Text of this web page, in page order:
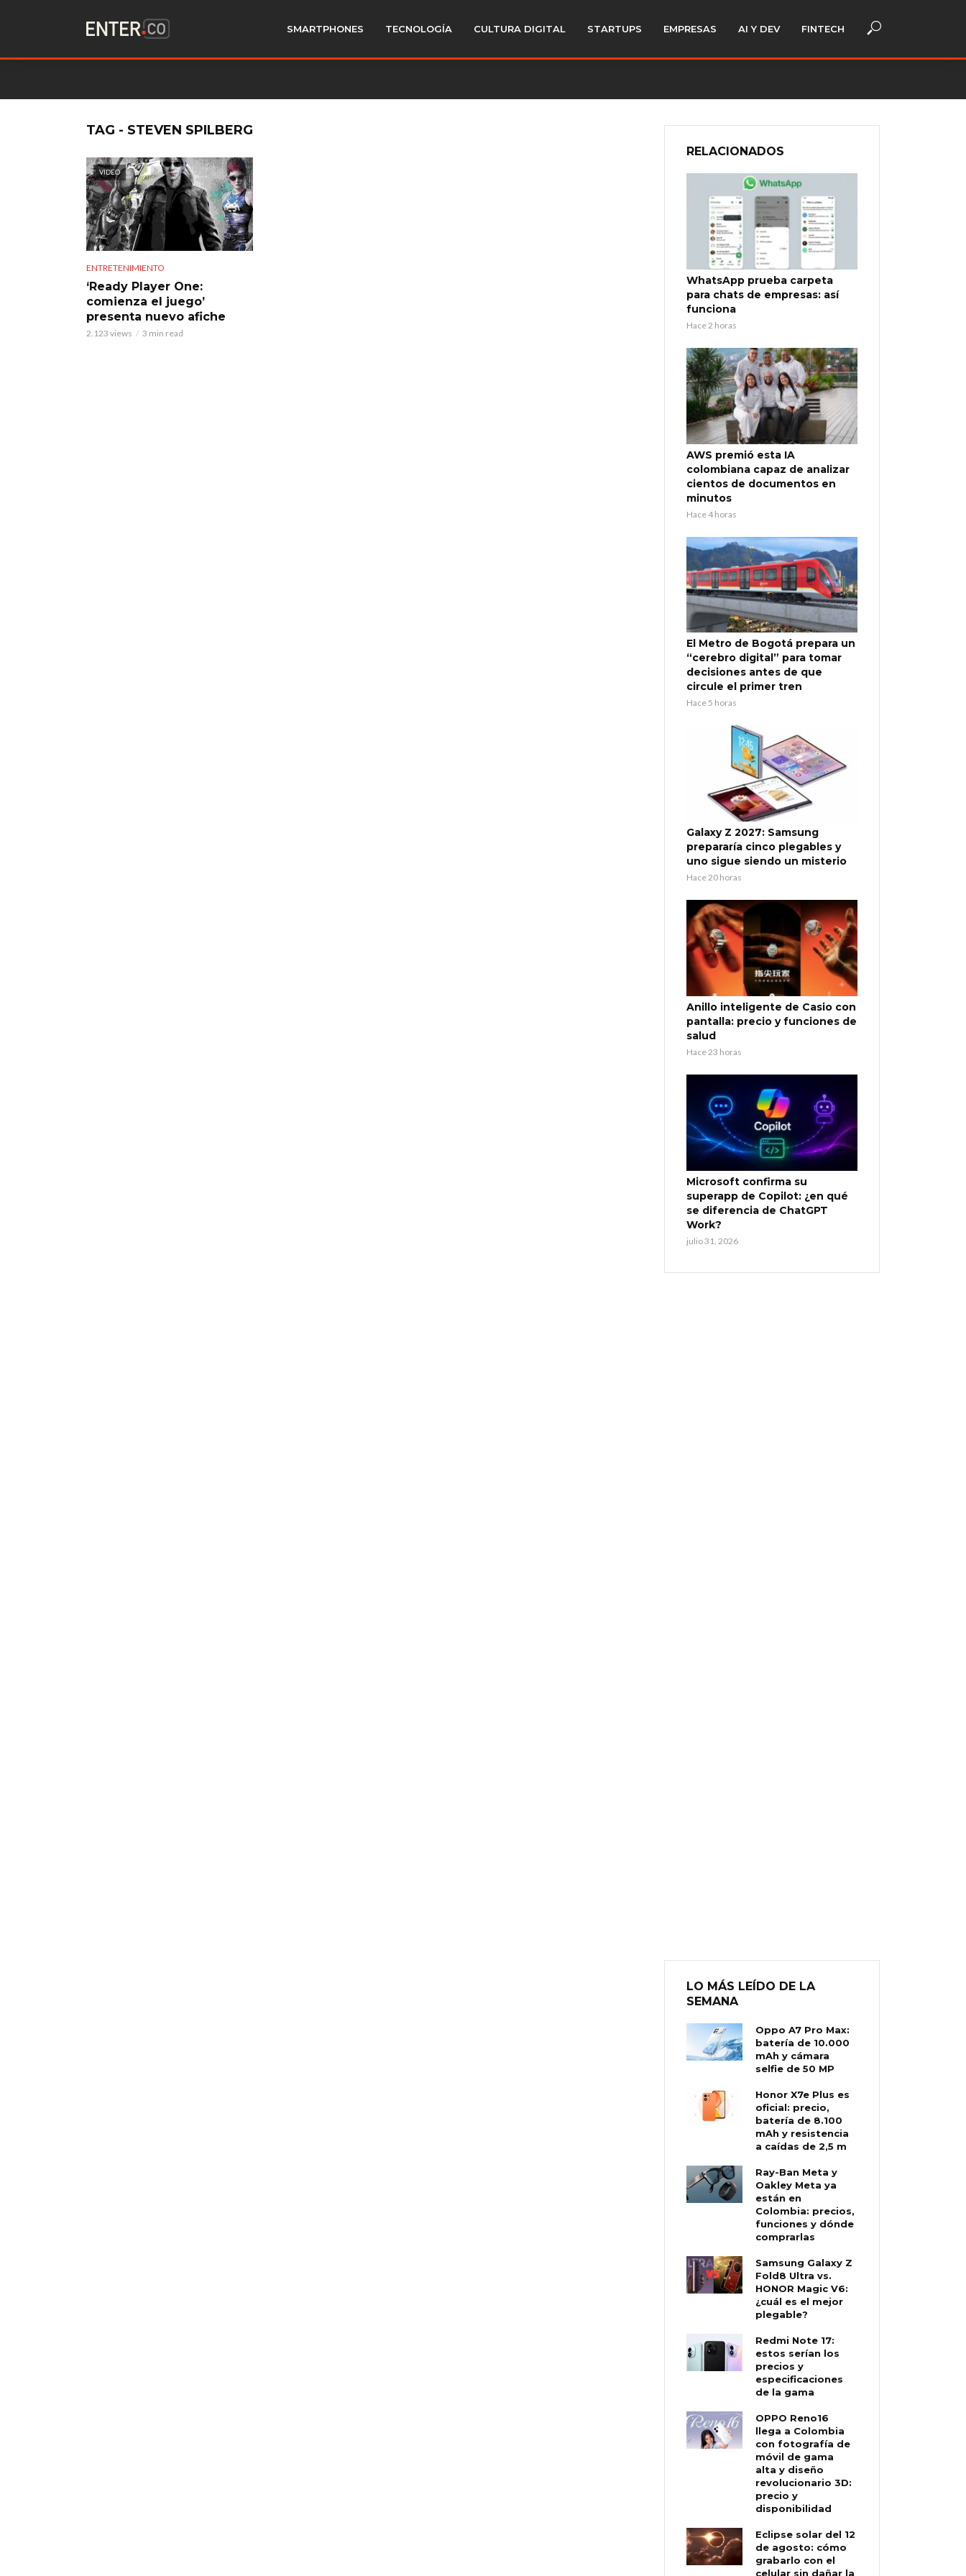
SMARTPHONES TECNOLOGÍA CULTURA DIGITAL STARTUPS EMPRESAS AI Y DEV FINTECH
TAG - STEVEN SPILBERG
VIDEO
ENTRETENIMIENTO
‘Ready Player One:
comienza el juego’
presenta nuevo afiche
2.123 views 3 min read
RELACIONADOS
WhatsApp prueba carpeta
para chats de empresas: así
funciona
Hace 2 horas
AWS premió esta IA
colombiana capaz de analizar
cientos de documentos en
minutos
Hace 4 horas
El Metro de Bogotá prepara un
“cerebro digital” para tomar
decisiones antes de que
circule el primer tren
Hace 5 horas
Galaxy Z 2027: Samsung
prepararía cinco plegables y
uno sigue siendo un misterio
Hace 20 horas
Anillo inteligente de Casio con
pantalla: precio y funciones de
salud
Hace 23 horas
Microsoft confirma su
superapp de Copilot: ¿en qué
se diferencia de ChatGPT
Work?
julio 31, 2026
LO MÁS LEÍDO DE LA
SEMANA
Oppo A7 Pro Max:
batería de 10.000
mAh y cámara
selfie de 50 MP
Honor X7e Plus es
oficial: precio,
batería de 8.100
mAh y resistencia
a caídas de 2,5 m
Ray-Ban Meta y
Oakley Meta ya
están en
Colombia: precios,
funciones y dónde
comprarlas
Samsung Galaxy Z
Fold8 Ultra vs.
HONOR Magic V6:
¿cuál es el mejor
plegable?
Redmi Note 17:
estos serían los
precios y
especificaciones
de la gama
OPPO Reno16
llega a Colombia
con fotografía de
móvil de gama
alta y diseño
revolucionario 3D:
precio y
disponibilidad
Eclipse solar del 12
de agosto: cómo
grabarlo con el
celular sin dañar la